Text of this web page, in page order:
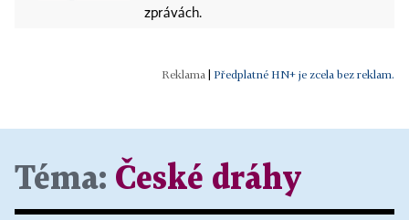
zprávách.
Předplatné HN+ je zcela bez reklam.
Téma: České dráhy